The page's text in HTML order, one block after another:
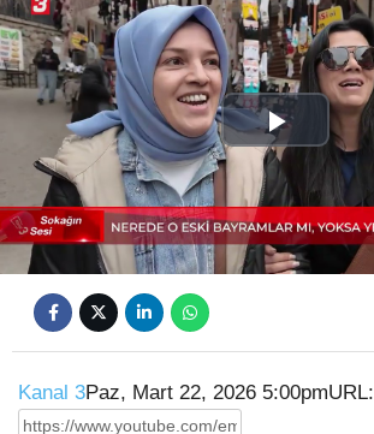
Play
Video
Kanal 3Paz, Mart 22, 2026 5:00pmURL: